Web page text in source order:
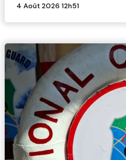
4 Août 2026 12h51